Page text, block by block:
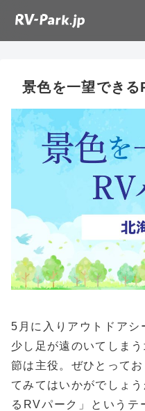
景色を一望でき
5月に入りアウトドアシ
少し足が遠のいてしま
節は主役。ぜひとって
てみてはいかがでしょ
るRVパーク」というテ